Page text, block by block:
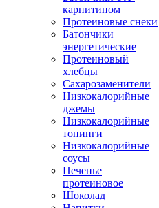
карнитином
Протеиновые снеки
Батончики
энергетические
Протеиновый
хлебцы
Сахарозаменители
Низкокалорийные
джемы
Низкокалорийные
топинги
Низкокалорийные
соусы
Печенье
протеиновое
Шоколад